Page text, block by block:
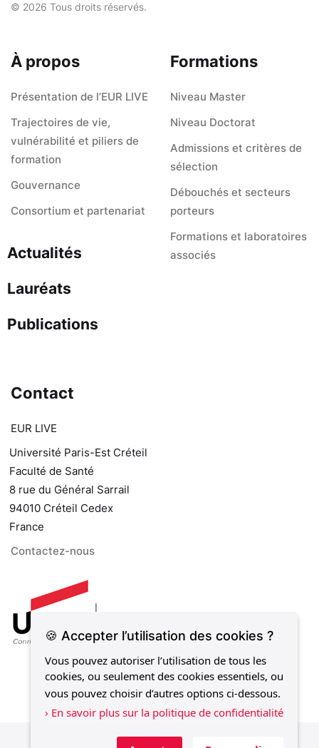
© 2026 Tous droits réservés.
À propos
Présentation de l’EUR LIVE
Trajectoires de vie,
vulnérabilité et piliers de
formation
Gouvernance
Consortium et partenariat
Actualités
Lauréats
Publications
Formations
Niveau Master
Niveau Doctorat
Admissions et critères de
sélection
Débouchés et secteurs
porteurs
Formations et laboratoires
associés
Contact
EUR LIVE
Université Paris-Est Créteil
Faculté de Santé
8 rue du Général Sarrail
94010 Créteil Cedex
France
Contactez-nous
🍪 Accepter l’utilisation des cookies ?
Vous pouvez autoriser l’utilisation de tous les
cookies, ou seulement des cookies essentiels, ou
vous pouvez choisir d’autres options ci-dessous.
› En savoir plus sur la politique de confidentialité